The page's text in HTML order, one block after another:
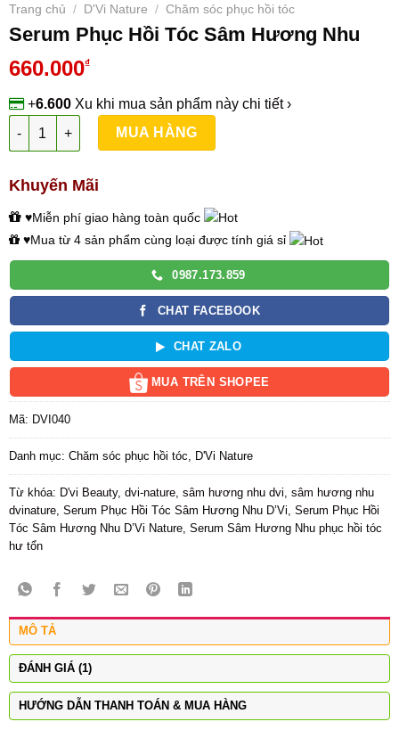
Trang chủ / D'Vi Nature / Chăm sóc phục hồi tóc
Serum Phục Hồi Tóc Sâm Hương Nhu
660.000₫
+6.600 Xu khi mua sản phẩm này chi tiết ›
Serum Phục Hồi Tóc Sâm Hương Nhu số lượng
MUA HÀNG
Khuyến Mãi
♥Miễn phí giao hàng toàn quốc
♥Mua từ 4 sản phẩm cùng loại được tính giá sỉ
0987.173.859
CHAT FACEBOOK
CHAT ZALO
MUA TRÊN SHOPEE
Mã: DVI040
Danh mục: Chăm sóc phục hồi tóc, D'Vi Nature
Từ khóa: D'vi Beauty, dvi-nature, sâm hương nhu dvi, sâm hương nhu
dvinature, Serum Phục Hồi Tóc Sâm Hương Nhu D’Vi, Serum Phục Hồi
Tóc Sâm Hương Nhu D’Vi Nature, Serum Sâm Hương Nhu phục hồi tóc
hư tổn
MÔ TẢ
ĐÁNH GIÁ (1)
HƯỚNG DẪN THANH TOÁN & MUA HÀNG